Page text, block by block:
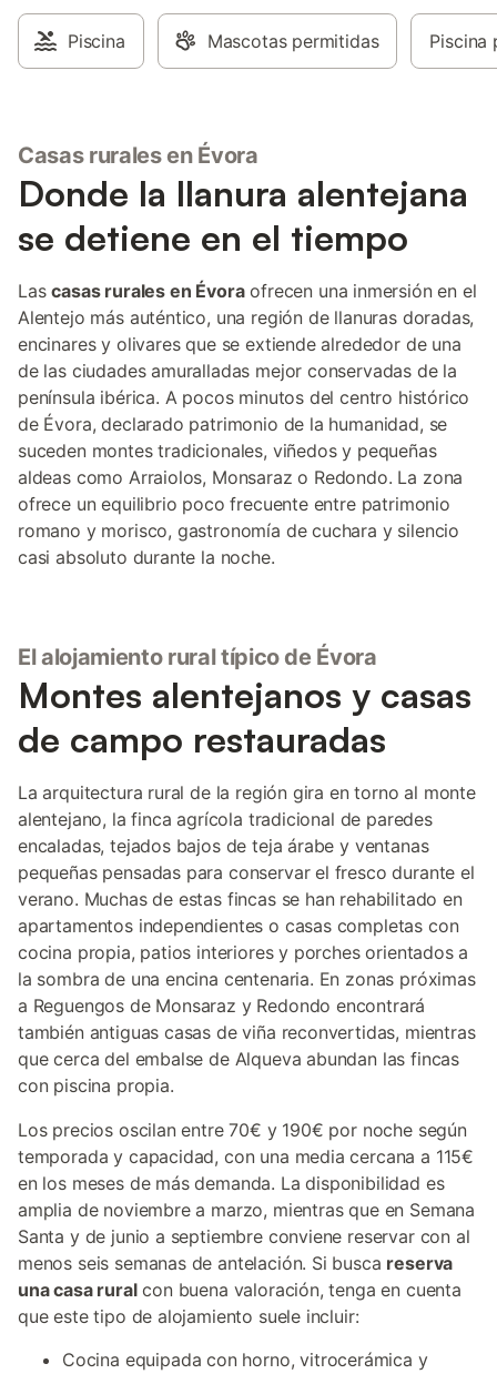
km. Al café más cercano: 0,75 km. Al bar
más cercano: 6,69 km. Al supermercado
más cercano: 2,7 km. Hay aparcamiento
consultadlo a través de la plataforma de
acceso e interior sin escalones y puertas
caseros o cultivados en la finca.
disponibles de forma gratuita.
Piscina Mascotas permitidas Piscina
Casas rurales en Évora
Donde la llanura alentejana
se detiene en el tiempo
Lascasas rurales en Évoraofrecen una inmersión en el
Alentejo más auténtico, una región de llanuras doradas,
encinares y olivares que se extiende alrededor de una
de las ciudades amuralladas mejor conservadas de la
península ibérica. A pocos minutos del centro histórico
de Évora, declarado patrimonio de la humanidad, se
suceden montes tradicionales, viñedos y pequeñas
aldeas como Arraiolos, Monsaraz o Redondo. La zona
ofrece un equilibrio poco frecuente entre patrimonio
romano y morisco, gastronomía de cuchara y silencio
casi absoluto durante la noche.
El alojamiento rural típico de Évora
Montes alentejanos y casas
de campo restauradas
La arquitectura rural de la región gira en torno al monte
alentejano, la finca agrícola tradicional de paredes
encaladas, tejados bajos de teja árabe y ventanas
pequeñas pensadas para conservar el fresco durante el
verano. Muchas de estas fincas se han rehabilitado en
apartamentos independientes o casas completas con
cocina propia, patios interiores y porches orientados a
la sombra de una encina centenaria. En zonas próximas
a Reguengos de Monsaraz y Redondo encontrará
también antiguas casas de viña reconvertidas, mientras
que cerca del embalse de Alqueva abundan las fincas
con piscina propia.
Los precios oscilan entre 70€ y 190€ por noche según
temporada y capacidad, con una media cercana a 115€
en los meses de más demanda. La disponibilidad es
amplia de noviembre a marzo, mientras que en Semana
Santa y de junio a septiembre conviene reservar con al
menos seis semanas de antelación. Si busca reserva
una casa ruralcon buena valoración, tenga en cuenta
que este tipo de alojamiento suele incluir:
Cocina equipada con horno, vitrocerámica y